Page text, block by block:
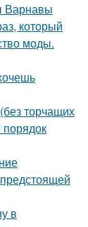
Варнавы
который
моды.
торчащих
в